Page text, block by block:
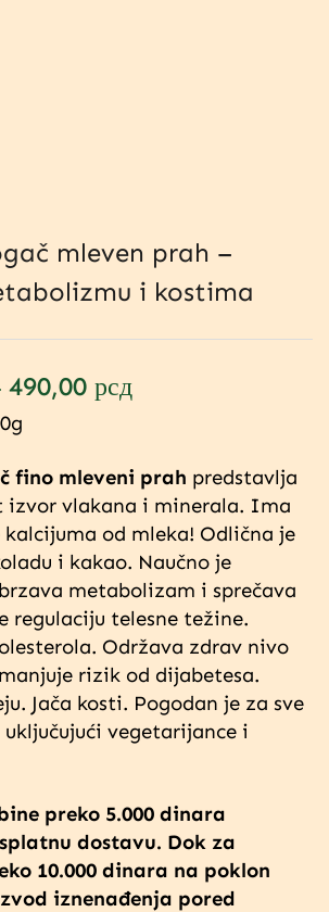
mleven prah –
i kostima
490,00 рсд
fino mleveni prah predstavlja
izvor vlakana i minerala. Ima
kalcijuma od mleka! Odlična je
i kakao. Naučno je
metabolizam i sprečava
regulaciju telesne težine.
Održava zdrav nivo
rizik od dijabetesa.
Jača kosti. Pogodan je za sve
vegetarijance i
preko 5.000 dinara
dostavu. Dok za
10.000 dinara na poklon
iznenađenja pored